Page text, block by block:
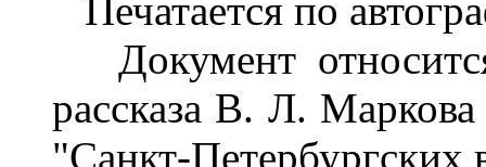
Печатается по
Документ
рассказа В. Л.
"Санкт-Петербургских